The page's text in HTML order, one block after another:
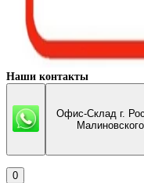
Наши контакты
Офис-Склад г.
0